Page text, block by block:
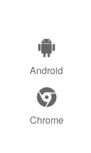
Android
Chrome